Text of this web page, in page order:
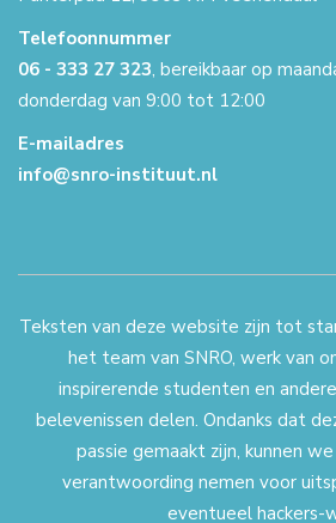
Telefoonnummer
06 - 333 27 323, bereikbaar op
donderdag van 9:00 tot 12:00
E-mailadres
info@snro-instituut.nl
Teksten van deze website zijn tot
het team van SNRO, werk van
inspirerende studenten en
belevenissen delen. Ondanks dat
passie gemaakt zijn, kunnen
verantwoording nemen voor
eventueel hackers-